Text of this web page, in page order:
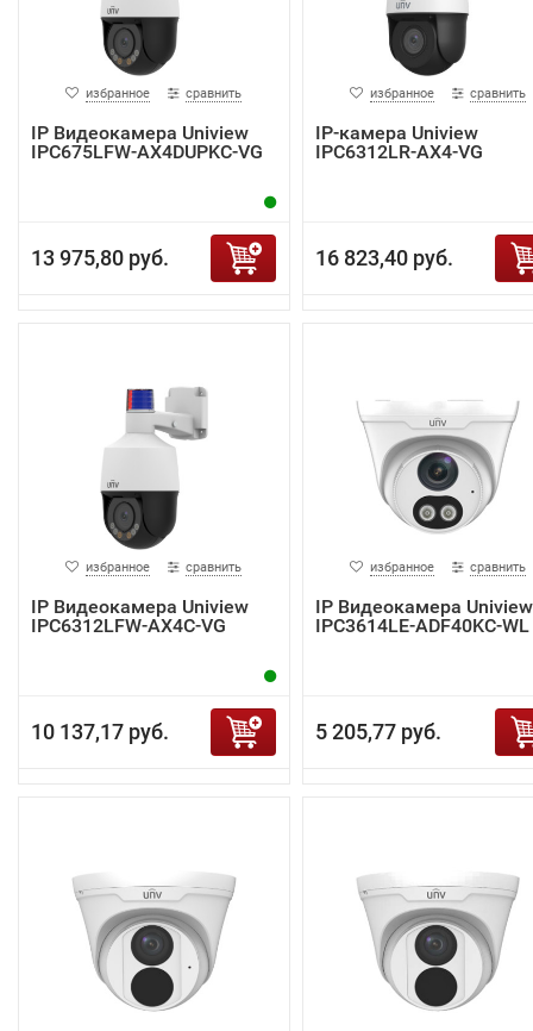
избранное сравнить
IP Видеокамера Uniview
IPC675LFW-AX4DUPKC-VG
13 975,80 руб.
избранное сравнить
IP-камера Uniview
IPC6312LR-AX4-VG
16 823,40 руб.
избранное сравнить
IP Видеокамера Uniview
IPC6312LFW-AX4C-VG
10 137,17 руб.
избранное сравнить
IP Видеокамера Uniview
IPC3614LE-ADF40KC-WL
5 205,77 руб.